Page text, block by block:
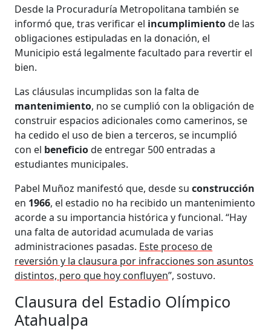
Desde la Procuraduría Metropolitana también se
informó que, tras verificar el incumplimientode las
obligaciones estipuladas en la donación, el
Municipio está legalmente facultado para revertir el
bien.
Las cláusulas incumplidas son la falta de
mantenimiento, no se cumplió con la obligación de
construir espacios adicionales como camerinos, se
ha cedido el uso de bien a terceros, se incumplió
con el beneficiode entregar 500 entradas a
estudiantes municipales.
Pabel Muñoz manifestó que, desde suconstrucción
en 1966, el estadio no ha recibido un mantenimiento
acorde a su importancia histórica y funcional. “Hay
una falta de autoridad acumulada de varias
administraciones pasadas. Este proceso de
reversión y la clausura por infracciones son asuntos
distintos, pero que hoy confluyen”, sostuvo.
Clausura del Estadio Olímpico
Atahualpa